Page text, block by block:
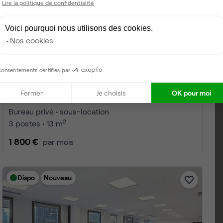
Lire la politique de confidentialité
Voici pourquoi nous utilisons des cookies.
Nos cookies
certifiés par
Fermer Je choisis OK pour moi